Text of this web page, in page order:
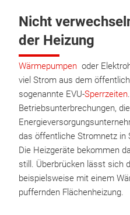
Nicht
der Heizung
Wärmepumpen oder
viel Strom aus dem
sogenannte EVU-Sperrzeiten
Betriebsunterbrechungen, die
das öffentliche Stromnetz in
Die Heizgeräte bekommen
still. Überbrücken lässt sich
beispielsweise mit einem
puffernden Flächenheizung.